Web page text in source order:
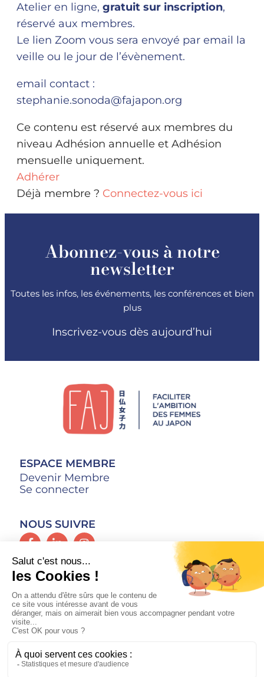
Atelier en ligne, gratuit sur inscription,
réservé aux membres.
Le lien Zoom vous sera envoyé par email la
veille ou le jour de l’évènement.
email contact :
stephanie.sonoda@fajapon.org
Ce contenu est réservé aux membres du
niveau Adhésion annuelle et Adhésion
mensuelle uniquement.
Adhérer
Déjà membre ? Connectez-vous ici
Abonnez-vous à notre
newsletter
Toutes les infos, les événements, les conférences et bien
plus
Inscrivez-vous dès aujourd’hui
ESPACE MEMBRE
Devenir Membre
Se connecter
NOUS SUIVRE
CONTACT
Mentions Légales